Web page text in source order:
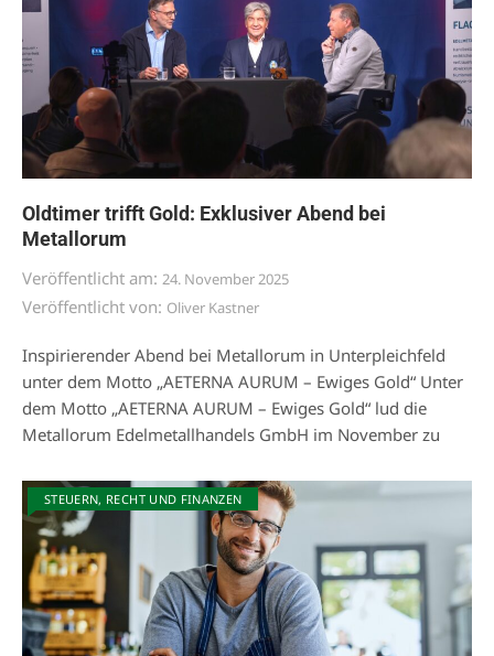
Oldtimer trifft Gold: Exklusiver Abend bei
Metallorum
Veröffentlicht am: 24. November 2025
Veröffentlicht von: Oliver Kastner
Inspirierender Abend bei Metallorum in Unterpleichfeld
unter dem Motto „AETERNA AURUM – Ewiges Gold“ Unter
dem Motto „AETERNA AURUM – Ewiges Gold“ lud die
Metallorum Edelmetallhandels GmbH im November zu
STEUERN, RECHT UND FINANZEN